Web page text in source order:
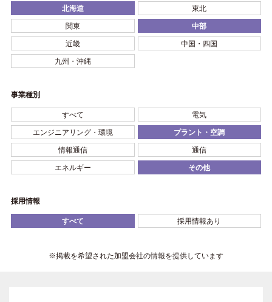
北海道 東北
関東 中部
近畿 中国・四国
九州・沖縄
事業種別
すべて 電気
エンジニアリング・環境 プラント・空調
情報通信 通信
エネルギー その他
採用情報
すべて 採用情報あり
※掲載を希望された加盟会社の情報を提供しています